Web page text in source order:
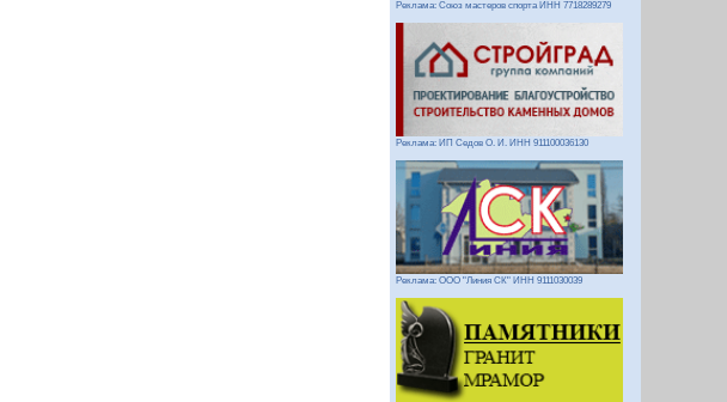
Реклама: Союз мастеров спорта ИНН 7718289279
Реклама: ИП Седов О. И. ИНН 911100036130
Реклама: ООО "Линия СК" ИНН 9111030039